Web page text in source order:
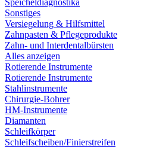
Speicheldiagnostika
Sonstiges
Versiegelung & Hilfsmittel
Zahnpasten & Pflegeprodukte
Zahn- und Interdentalbürsten
Alles anzeigen
Rotierende Instrumente
Rotierende Instrumente
Stahlinstrumente
Chirurgie-Bohrer
HM-Instrumente
Diamanten
Schleifkörper
Schleifscheiben/Finierstreifen